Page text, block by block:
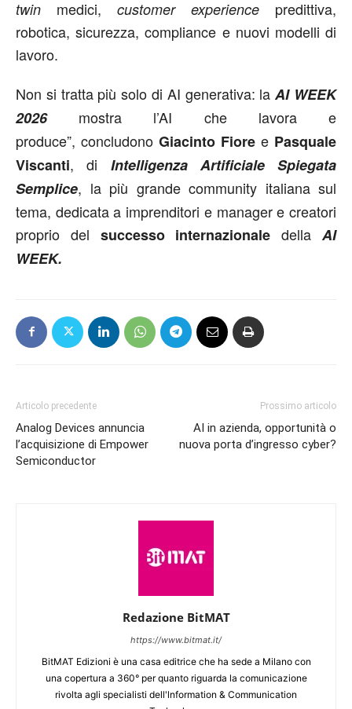
twin medici, customer experience predittiva,
robotica, sicurezza, compliance e nuovi modelli di
lavoro.
Non si tratta più solo di AI generativa: laAI WEEK
2026mostra l’AI che lavora e
produce”, concludono Giacinto Fiore e Pasquale
Viscanti, di Intelligenza Artificiale Spiegata
Semplice, la più grande community italiana sul
tema, dedicata a imprenditori e manager e creatori
proprio del successo internazionale della AI
WEEK.
Articolo precedente
Analog Devices annuncia
l’acquisizione di Empower
Semiconductor
Prossimo articolo
AI in azienda, opportunità o
nuova porta d’ingresso cyber?
Redazione BitMAT
https://www.bitmat.it/
BitMAT Edizioni è una casa editrice che ha sede a Milano con
una copertura a 360° per quanto riguarda la comunicazione
rivolta agli specialisti dell'lnformation & Communication